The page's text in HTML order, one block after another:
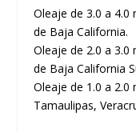
Oleaje de 3.0 a
de Baja California.
Oleaje de 2.0 a
de Baja California
Oleaje de 1.0 a
Tamaulipas,